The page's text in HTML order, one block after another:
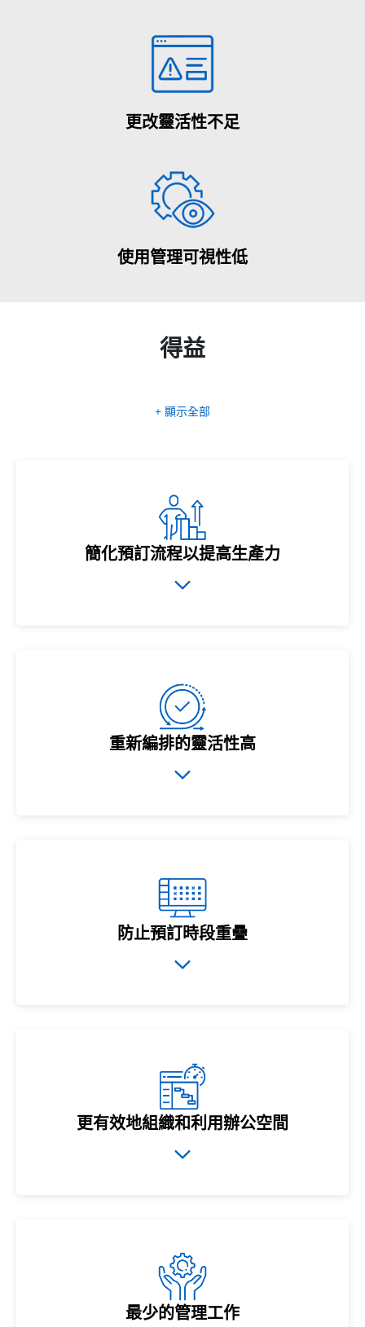
更改靈活性不足
使用管理可視性低
得益
+ 顯示全部
簡化預訂流程以提高生產力
重新編排的靈活性高
防止預訂時段重疊
更有效地組織和利用辦公空間
最少的管理工作